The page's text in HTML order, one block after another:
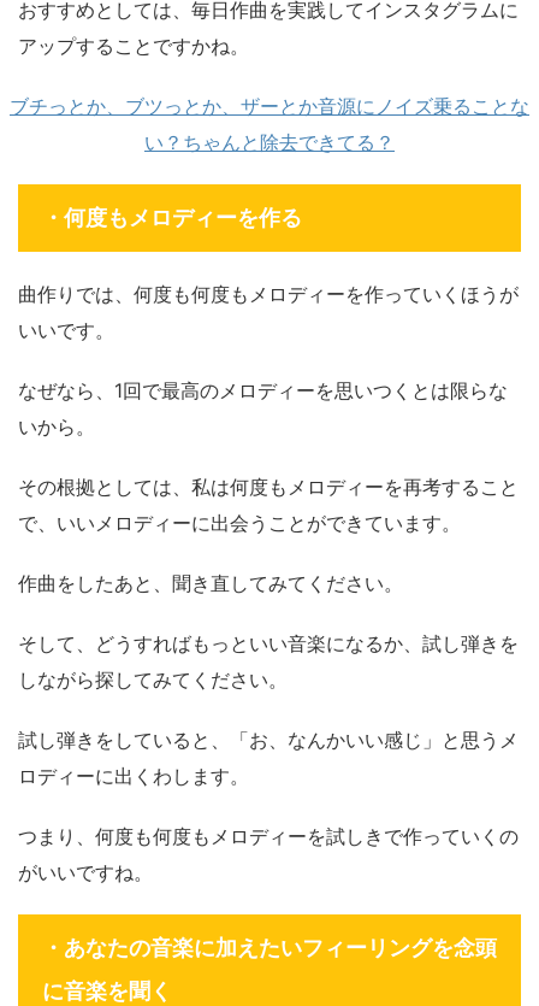
おすすめとしては、毎日作曲を実践してインスタグラムに
アップすることですかね。
ブチっとか、ブツっとか、ザーとか音源にノイズ乗ることな
い？ちゃんと除去できてる？
・何度もメロディーを作る
曲作りでは、何度も何度もメロディーを作っていくほうが
いいです。
なぜなら、1回で最高のメロディーを思いつくとは限らな
いから。
その根拠としては、私は何度もメロディーを再考すること
で、いいメロディーに出会うことができています。
作曲をしたあと、聞き直してみてください。
そして、どうすればもっといい音楽になるか、試し弾きを
しながら探してみてください。
試し弾きをしていると、「お、なんかいい感じ」と思うメ
ロディーに出くわします。
つまり、何度も何度もメロディーを試しきで作っていくの
がいいですね。
・あなたの音楽に加えたいフィーリングを念頭
に音楽を聞く